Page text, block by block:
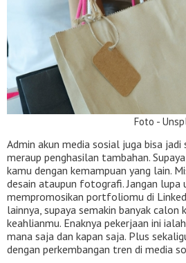
Foto -
Admin akun media sosial juga bisa
meraup penghasilan tambahan.
kamu dengan kemampuan yang lain.
desain ataupun fotografi. Jangan lupa
mempromosikan portfoliomu di
lainnya, supaya semakin banyak calon
keahlianmu. Enaknya pekerjaan ini
mana saja dan kapan saja. Plus
dengan perkembangan tren di media